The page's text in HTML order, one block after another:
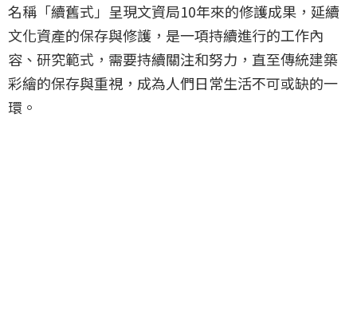
名稱「續舊式」呈現文資局10年來的修護成果，延續
文化資產的保存與修護，是一項持續進行的工作內
容、研究範式，需要持續關注和努力，直至傳統建築
彩繪的保存與重視，成為人們日常生活不可或缺的一
環。